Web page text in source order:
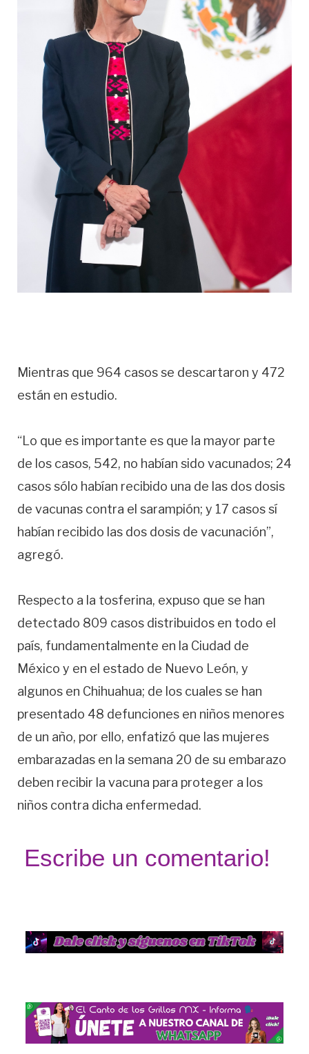
Mientras que 964 casos se descartaron y 472
están en estudio.
“Lo que es importante es que la mayor parte
de los casos, 542, no habían sido vacunados; 24
casos sólo habían recibido una de las dos dosis
de vacunas contra el sarampión; y 17 casos sí
habían recibido las dos dosis de vacunación”,
agregó.
Respecto a la tosferina, expuso que se han
detectado 809 casos distribuidos en todo el
país, fundamentalmente en la Ciudad de
México y en el estado de Nuevo León, y
algunos en Chihuahua; de los cuales se han
presentado 48 defunciones en niños menores
de un año, por ello, enfatizó que las mujeres
embarazadas en la semana 20 de su embarazo
deben recibir la vacuna para proteger a los
niños contra dicha enfermedad.
Escribe un comentario!